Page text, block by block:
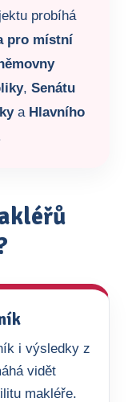
probíhá
pro místní
, Senátu
a Hlavního
i výsledky z
vidět
makléře.